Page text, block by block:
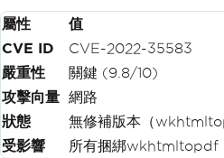
屬性
值
CVE ID
CVE-2022-35583
嚴重性
關鍵 (9.8/10)
攻擊向量 網路
狀態
無修補版本（
受影響
所有捆綁wkhtmltopdf